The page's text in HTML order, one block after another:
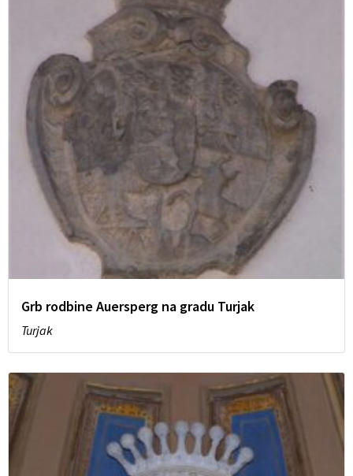
Grb rodbine Auersperg na gradu Turjak
Turjak